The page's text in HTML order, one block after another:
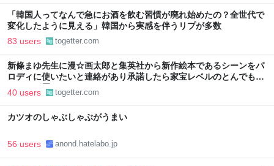
「韓国人ってなんで急にお酒を飲む習慣が廃れ始めたの？全世代で
変化したように見える」韓国から実感を伴うリプが多数
83 users togetter.com
新條まゆ先生に漫☆画太郎と集英社から新作絵本であるシーンをパ
ロディに使いたいと連絡があり承諾したら家宝レベルのとんでもな
いものが届いた
40 users togetter.com
カツオのしゃぶしゃぶがうまい
56 users anond.hatelabo.jp